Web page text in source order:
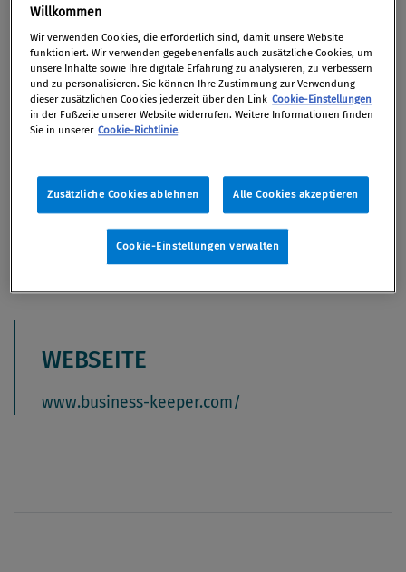
Artikel auf Xing teilen
Artikel auf linkedIn teilen
Artikel auf Facebook teilen
Artikellink kopieren
Artikel per Mail teilen
Portrait
Business Keeper, Pionier und Marktführer für
elektronische Hinweisgebersysteme
Business Keeper bietet mit dem BKMS® Compliance
System eine modulare Plattform mit innovativen
wertebasierten Wirtschaftskultur.
WEBSEITE
www.business-keeper.com/
Willkommen
Wir verwenden Cookies, die erforderlich sind, damit unsere Website
funktioniert. Wir verwenden gegebenenfalls auch zusätzliche Cookies, um
unsere Inhalte sowie Ihre digitale Erfahrung zu analysieren, zu verbessern
und zu personalisieren. Sie können Ihre Zustimmung zur Verwendung
dieser zusätzlichen Cookies jederzeit über den Link Cookie-Einstellungen
in der Fußzeile unserer Website widerrufen. Weitere Informationen finden
Sie in unserer Cookie-Richtlinie.
Zusätzliche Cookies ablehnen Alle Cookies akzeptieren
Cookie-Einstellungen verwalten